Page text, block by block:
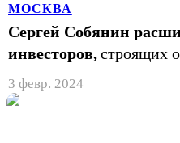
МОСКВА
Сергей Собянин
инвесторов,строящих
3 февр. 2024